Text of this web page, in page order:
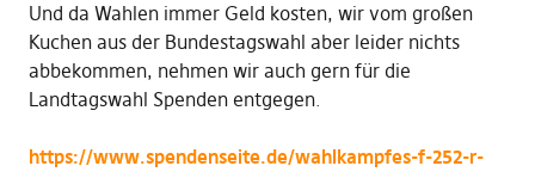
Und da Wahlen immer Geld kosten, wir vom großen
Kuchen aus der Bundestagswahl aber leider nichts
abbekommen, nehmen wir auch gern für die
Landtagswahl Spenden entgegen.
https://www.spendenseite.de/wahlkampfes-f-252-r-